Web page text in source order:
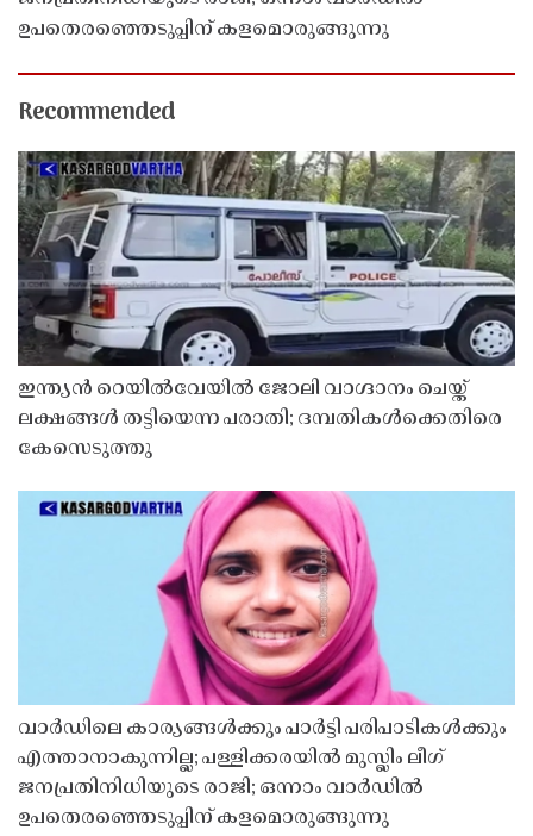
ഉപതെരഞ്ഞെടുപ്പിന് കളമൊരുങ്ങുന്നു
Recommended
ഇന്ത്യൻ റെയിൽവേയിൽ ജോലി വാഗ്ദാനം ചെയ്ത്
ലക്ഷങ്ങൾ തട്ടിയെന്ന പരാതി; ദമ്പതികൾക്കെതിരെ
കേസെടുത്തു
വാർഡിലെ കാര്യങ്ങൾക്കും പാർട്ടി പരിപാടികൾക്കും
എത്താനാകുന്നില്ല; പള്ളിക്കരയിൽ മുസ്ലിം ലീഗ്
ജനപ്രതിനിധിയുടെ രാജി; ഒന്നാം വാർഡിൽ
ഉപതെരഞ്ഞെടുപ്പിന് കളമൊരുങ്ങുന്നു